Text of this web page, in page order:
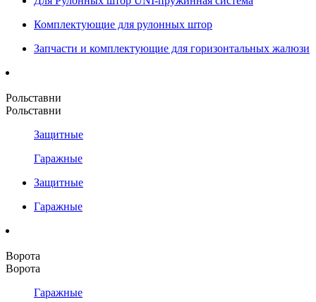
Комплектующие для рулонных штор
Запчасти и комплектующие для горизонтальных жалюзи
Рольставни
Рольставни
Защитные
Гаражные
Защитные
Гаражные
Ворота
Ворота
Гаражные